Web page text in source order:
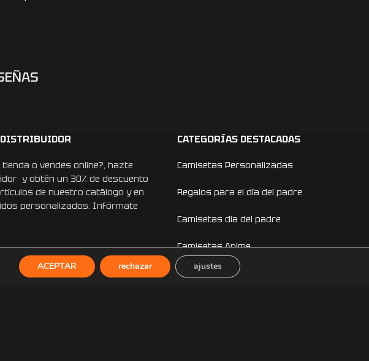
tienda o vendes online?, hazte
y obtén un 30% de descuento
de nuestro catálogo y en
personalizados. Infórmate
CATEGORÍAS DESTACADAS
Camisetas Personalizadas
Regalos para el día del padre
Camisetas día del padre
Camisetas Anime
Camisetas Dragon Ball
ACEPTAR rechazar ajustes